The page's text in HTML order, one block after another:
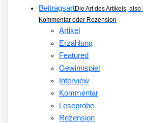
BeitragsartDie Art des Artikels,
Kommentar oder Rezension
Artikel
Erzählung
Featured
Gewinnspiel
Interview
Kommentar
Leseprobe
Rezension